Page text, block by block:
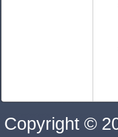
Copyright ©